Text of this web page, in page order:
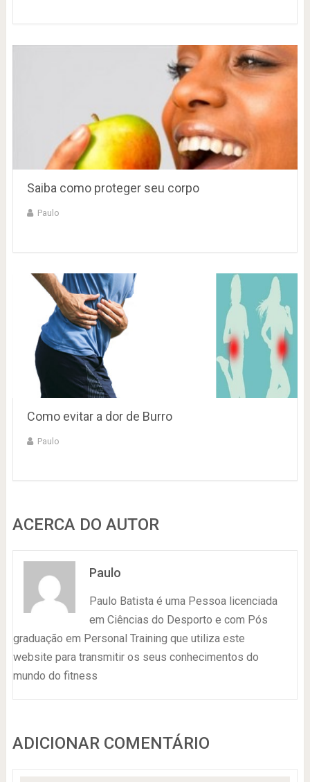
Saiba como proteger seu corpo
Paulo
Como evitar a dor de Burro
Paulo
ACERCA DO AUTOR
Paulo
Paulo Batista é uma Pessoa licenciada
em Ciências do Desporto e com Pós
graduação em Personal Training que utiliza este
website para transmitir os seus conhecimentos do
mundo do fitness
ADICIONAR COMENTÁRIO